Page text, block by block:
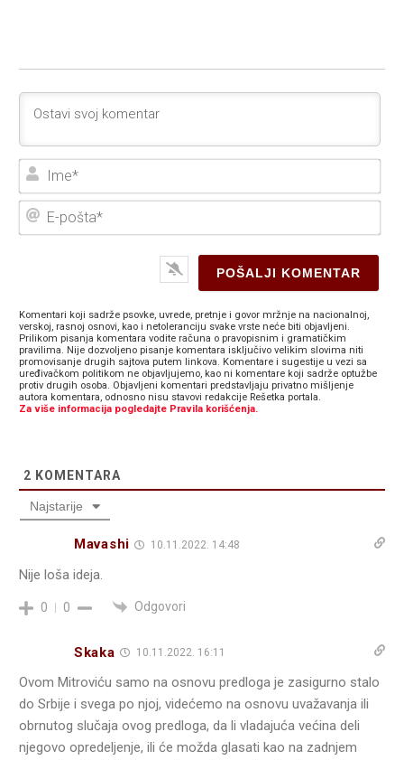
E-
Komentari koji sadrže psovke, uvrede, pretnje i govor mržnje na nacionalnoj,
verskoj, rasnoj osnovi, kao i netoleranciju svake vrste neće biti objavljeni.
Prilikom pisanja komentara vodite računa o pravopisnim i gramatičkim
pravilima. Nije dozvoljeno pisanje komentara isključivo velikim slovima niti
promovisanje drugih sajtova putem linkova. Komentare i sugestije u vezi sa
uređivačkom politikom ne objavljujemo, kao ni komentare koji sadrže optužbe
protiv drugih osoba. Objavljeni komentari predstavljaju privatno mišljenje
autora komentara, odnosno nisu stavovi redakcije Rešetka portala.
Za više informacija pogledajte Pravila korišćenja.
2 KOMENTARA
Najstarije
Mavashi 10.11.2022. 14:48
Nije loša ideja.
0 0 Odgovori
Skaka 10.11.2022. 16:11
Ovom Mitroviću samo na osnovu predloga je zasigurno stalo
do Srbije i svega po njoj, videćemo na osnovu uvažavanja ili
obrnutog slučaja ovog predloga, da li vladajuća većina deli
njegovo opredeljenje, ili će možda glasati kao na zadnjem